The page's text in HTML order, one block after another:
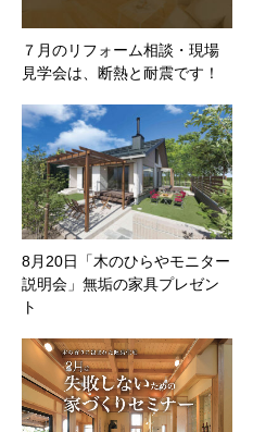
７月のリフォーム相談・現場
見学会は、断熱と耐震です！
8月20日「木のひらやモニター
説明会」無垢の家具プレゼン
ト